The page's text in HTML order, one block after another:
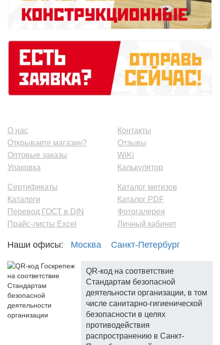
О нас
Открываете магазин?
Оптовые заказы
Упаковка
Контакты
Отзывы
WiKi
Калькулятор
Сертификаты
Каталоги
Перевод ГОСТ в DIN
Прайс-листы Excel
Каталог метизов
Каталог PDF
Фотогалерея
Личный кабинет
Наши офисы: Москва Санкт-Петербург
QR-код на соответствие
Стандартам безопасной
деятельности организации, в том
числе санитарно-гигиенической
безопасности в целях
противодействия
распространению в Санкт-